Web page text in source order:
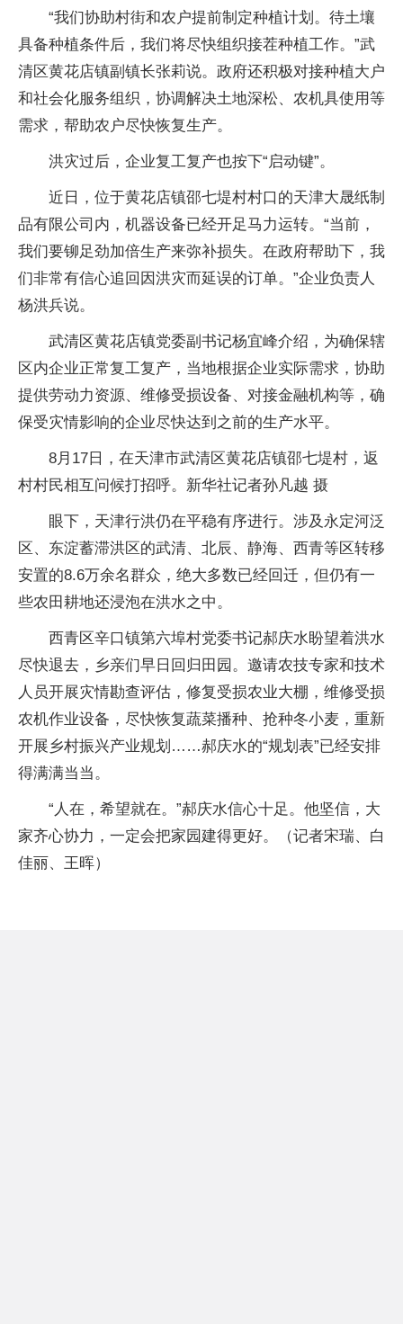
“我们协助村街和农户提前制定种植计划。待土壤
具备种植条件后，我们将尽快组织接茬种植工作。”武
清区黄花店镇副镇长张莉说。政府还积极对接种植大户
和社会化服务组织，协调解决土地深松、农机具使用等
需求，帮助农户尽快恢复生产。
洪灾过后，企业复工复产也按下“启动键”。
近日，位于黄花店镇邵七堤村村口的天津大晟纸制
品有限公司内，机器设备已经开足马力运转。“当前，
我们要铆足劲加倍生产来弥补损失。在政府帮助下，我
们非常有信心追回因洪灾而延误的订单。”企业负责人
杨洪兵说。
武清区黄花店镇党委副书记杨宜峰介绍，为确保辖
区内企业正常复工复产，当地根据企业实际需求，协助
提供劳动力资源、维修受损设备、对接金融机构等，确
保受灾情影响的企业尽快达到之前的生产水平。
8月17日，在天津市武清区黄花店镇邵七堤村，返
村村民相互问候打招呼。新华社记者孙凡越 摄
眼下，天津行洪仍在平稳有序进行。涉及永定河泛
区、东淀蓄滞洪区的武清、北辰、静海、西青等区转移
安置的8.6万余名群众，绝大多数已经回迁，但仍有一
些农田耕地还浸泡在洪水之中。
西青区辛口镇第六埠村党委书记郝庆水盼望着洪水
尽快退去，乡亲们早日回归田园。邀请农技专家和技术
人员开展灾情勘查评估，修复受损农业大棚，维修受损
农机作业设备，尽快恢复蔬菜播种、抢种冬小麦，重新
开展乡村振兴产业规划……郝庆水的“规划表”已经安排
得满满当当。
“人在，希望就在。”郝庆水信心十足。他坚信，大
家齐心协力，一定会把家园建得更好。（记者宋瑞、白
佳丽、王晖）